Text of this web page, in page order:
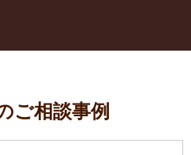
ご相談事例